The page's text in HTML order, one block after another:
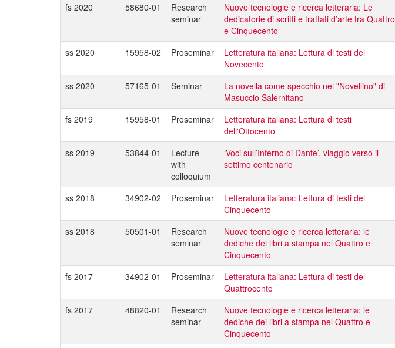
fs 2020 58680-01
Research
seminar
Nuove tecnologie e ricerca letteraria: Le
dedicatorie di scritti e trattati d’arte tra Quattro
e Cinquecento
ss 2020 15958-02 Proseminar
Letteratura italiana: Lettura di testi del
Novecento
ss 2020 57165-01 Seminar
La novella come specchio nel "Novellino" di
Masuccio Salernitano
fs 2019 15958-01 Proseminar
Letteratura italiana: Lettura di testi
dell'Ottocento
ss 2019 53844-01
Lecture
with
colloquium
‘Voci sull’Inferno di Dante’, viaggio verso il
settimo centenario
ss 2018 34902-02 Proseminar
Letteratura italiana: Lettura di testi del
Cinquecento
ss 2018 50501-01
Research
seminar
Nuove tecnologie e ricerca letteraria: le
dediche dei libri a stampa nel Quattro e
Cinquecento
fs 2017 34902-01 Proseminar
Letteratura italiana: Lettura di testi del
Quattrocento
fs 2017 48820-01
Research
seminar
Nuove tecnologie e ricerca letteraria: le
dediche dei libri a stampa nel Quattro e
Cinquecento